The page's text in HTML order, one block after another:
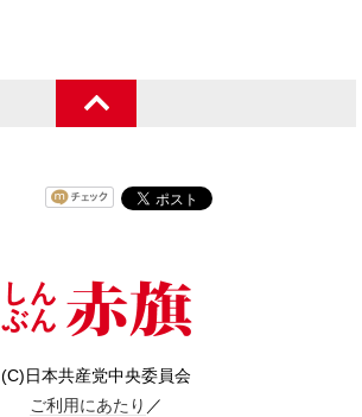
(C)日本共産党中央委員会
ご利用にあたり ／